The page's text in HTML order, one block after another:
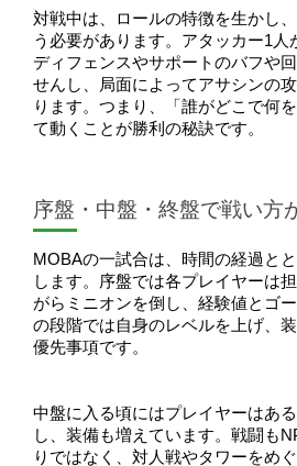
対戦中は、ロールの特徴を生かし
う必要があります。アタッカー1人
ディフェンスやサポートのバフや
せんし、局面によってアサシンの
ります。つまり、「誰がどこで何
て動くことが勝利の秘訣です。
序盤・中盤・終盤で戦い方
MOBAの一試合は、時間の経過と
します。序盤では各プレイヤーは
がらミニオンを倒し、経験値とゴ
の段階では自身のレベルを上げ、
優先事項です。
中盤に入る頃にはプレイヤーはあ
し、装備も増えています。戦闘も
りではなく、対人戦やタワーをめ